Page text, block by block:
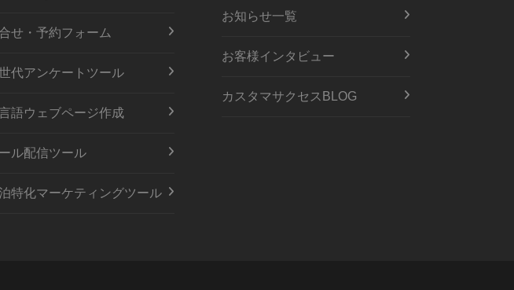
せ・予約フォーム
代アンケートツール
語ウェブページ作成
ル配信ツール
特化マーケティングツール
お知らせ一覧
お客様インタビュー
カスタマサクセスBLOG